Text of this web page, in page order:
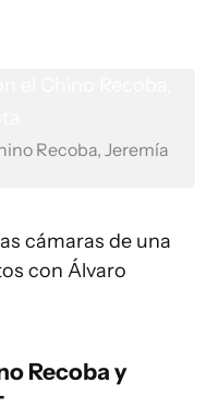
Recoba, Jeremía
cámaras de una
con Álvaro
Recoba y